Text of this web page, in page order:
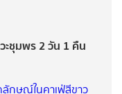
ะชุมพร 2 วัน 1 คืน